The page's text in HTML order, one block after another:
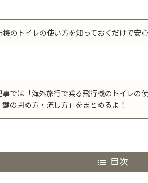
機のトイレの使い方を知っておくだけで安
事では「海外旅行で乗る飛行機のトイレの
鍵の閉め方・流し方」をまとめるよ！
目次